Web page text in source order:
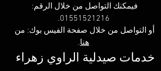
فيمكنك التواصل من خلال الرقم:
01551521216.
أو التواصل من خلال صفحة الفيس بوك: من
هنا.
خدمات صيدلية الراوي زهراء